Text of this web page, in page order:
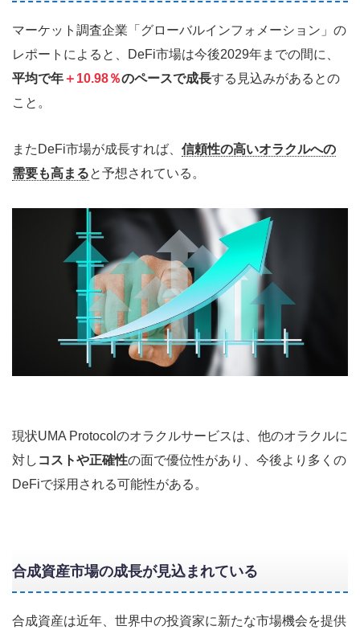
マーケット調査企業「グローバルインフォメーション」の
レポートによると、DeFi市場は今後2029年までの間に、
平均で年 ＋10.98％のペースで成長する見込みがあるとの
こと。
またDeFi市場が成長すれば、 信頼性の高いオラクルへの
需要も高まると予想されている。
現状UMA Protocolのオラクルサービスは、他のオラクルに
対し コストや正確性の面で優位性があり、今後より多くの
DeFiで採用される可能性がある。
合成資産市場の成長が見込まれている
合成資産は近年、世界中の投資家に新たな市場機会を提供